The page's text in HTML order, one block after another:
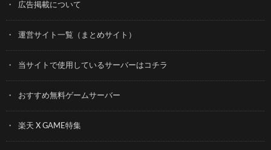
広告掲載について
運営サイト一覧（まとめサイト）
当サイトで使用しているサーバーはコチラ
おすすめ無料ゲームサーバー
楽天 X GAME特集